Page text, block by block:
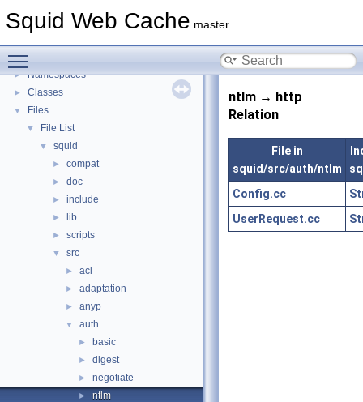
Squid Web Cache master
►
Callback Data Allocator API
►
► Namespaces
► Classes
▼ Files
▼ File List
▼ squid
► compat
► doc
► include
► lib
► scripts
▼ src
► acl
► adaptation
► anyp
▼ auth
► basic
► digest
► negotiate
► ntlm
ntlm → http
Relation
File in
squid/src/auth/ntlm
Config.cc
UserRequest.cc